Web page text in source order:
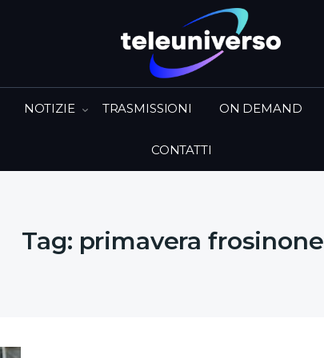
NOTIZIE TRASMISSIONI ON DEMAND
CONTATTI
Tag: primavera frosinone